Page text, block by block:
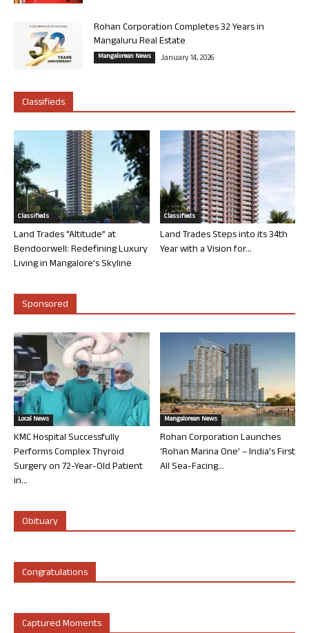
Rohan Corporation Completes 32 Years in
Mangaluru Real Estate
Mangalorean News January 14, 2026
Classifieds
Classifieds
Land Trades “Altitude” at
Bendoorwell: Redefining Luxury
Living in Mangalore’s Skyline
Classifieds
Land Trades Steps into its 34th
Year with a Vision for...
Sponsored
Local News
KMC Hospital Successfully
Performs Complex Thyroid
Surgery on 72-Year-Old Patient
in...
Mangalorean News
Rohan Corporation Launches
‘Rohan Marina One’ – India’s First
All Sea-Facing...
Obituary
Congratulations
Captured Moments